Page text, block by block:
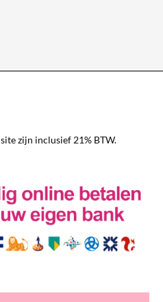
zijn inclusief 21% BTW.